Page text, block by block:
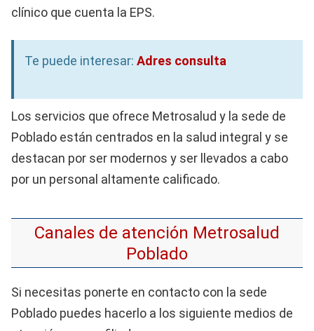
clínico que cuenta la EPS.
Te puede interesar: Adres consulta
Los servicios que ofrece Metrosalud y la sede de
Poblado están centrados en la salud integral y se
destacan por ser modernos y ser llevados a cabo
por un personal altamente calificado.
Canales de atención Metrosalud
Poblado
Si necesitas ponerte en contacto con la sede
Poblado puedes hacerlo a los siguiente medios de